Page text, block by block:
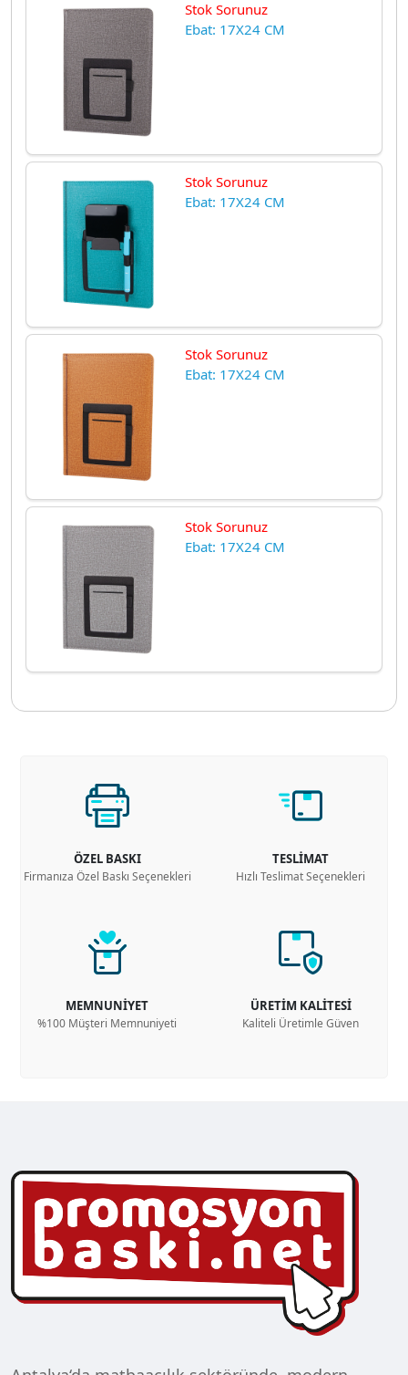
Stok Sorunuz
Ebat: 17X24 CM
Stok Sorunuz
Ebat: 17X24 CM
Stok Sorunuz
Ebat: 17X24 CM
Stok Sorunuz
Ebat: 17X24 CM
ÖZEL BASKI
Firmanıza Özel Baskı Seçenekleri
TESLİMAT
Hızlı Teslimat Seçenekleri
MEMNUNİYET
%100 Müşteri Memnuniyeti
ÜRETİM KALİTESİ
Kaliteli Üretimle Güven